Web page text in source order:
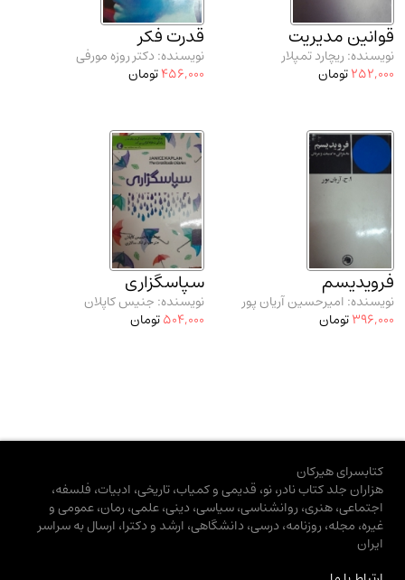
قوانین مدیریت
نویسنده: ریچارد تمپلار
252,000تومان
قدرت فکر
نویسنده: دکتر روزه مورفی
456,000تومان
فرویدیسم
نویسنده: امیرحسین آریان پور
396,000تومان
سپاسگزاری
نویسنده: جنیس کاپلان
504,000تومان
کتابسرای هیرکان
هزاران جلد کتاب نادر، نو، قدیمی و کمیاب، تاریخی، ادبیات، فلسفه،
اجتماعی، هنری، روانشناسی، سیاسی، دینی، علمی، رمان، عمومی و
غیره، مجله، روزنامه، درسی، دانشگاهی، ارشد و دکترا، ارسال به سراسر
ایران